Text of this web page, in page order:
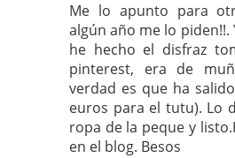
Me lo apunto para
algún año me lo
he hecho el disfraz
pinterest, era de
verdad es que ha
euros para el tutu). Lo
ropa de la peque y
en el blog. Besos